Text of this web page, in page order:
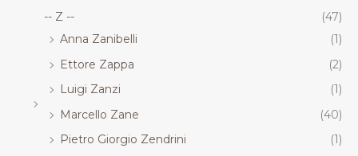
-- Z --
(47)
Anna Zanibelli
(1)
Ettore Zappa
(2)
Luigi Zanzi
(1)
Marcello Zane
(40)
Pietro Giorgio Zendrini
(1)